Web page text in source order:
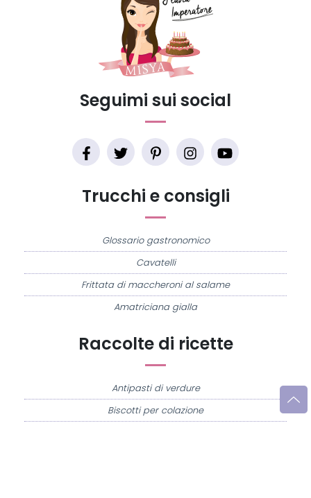
Raccolte di ricette
Antipasti di verdure
Biscotti per colazione
Trucchi e consigli
Glossario gastronomico
Cavatelli
Frittata di maccheroni al salame
Amatriciana gialla
Seguimi sui social